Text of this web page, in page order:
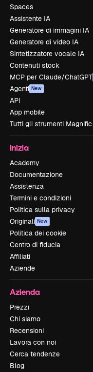
Spaces
Assistente IA
Generatore di immagini IA
Generatore di video IA
Sintetizzatore vocale IA
Contenuti stock
MCP per Claude/ChatGPT
Agenti New
API
App mobile
Tutti gli strumenti Magnific
Inizia
Academy
Documentazione
Assistenza
Termini e condizioni
Politica sulla privacy
Originali New
Politica dei cookie
Centro di fiducia
Affiliati
Aziende
Azienda
Prezzi
Chi siamo
Recensioni
Lavora con noi
Cerca tendenze
Blog